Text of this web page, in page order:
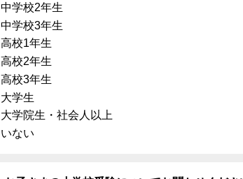
中学校2年生
中学校3年生
高校1年生
高校2年生
高校3年生
大学生
大学院生・社会人以上
いない